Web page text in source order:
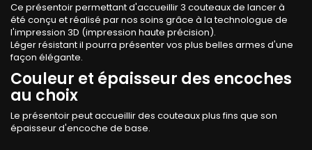
Ce présentoir permettant d'accueillir 3 couteaux de lancer à
été conçu et réalisé par nos soins grâce à la technologue de
l'impression 3D (impression haute précision).
Léger résistant il pourra présenter vos plus belles armes d'une
façon élégante.
Couleur et épaisseur des encoches
au choix
Le présentoir peut accueillir des couteaux plus fins que son
épaisseur d'encoche de base.